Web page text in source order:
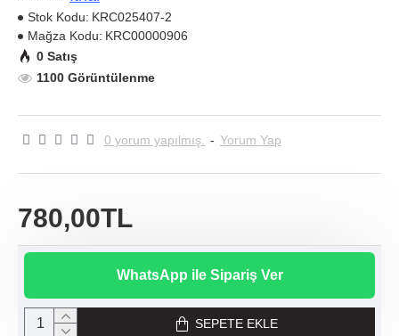
Stok Kodu: KRC025407-2
Mağza Kodu: KRC00000906
0 Satış
1100 Görüntülenme
0 yorum yapılmış. - Yorum Yap
780,00TL
WhatsApp ile Sipariş Ver
SEPETE EKLE